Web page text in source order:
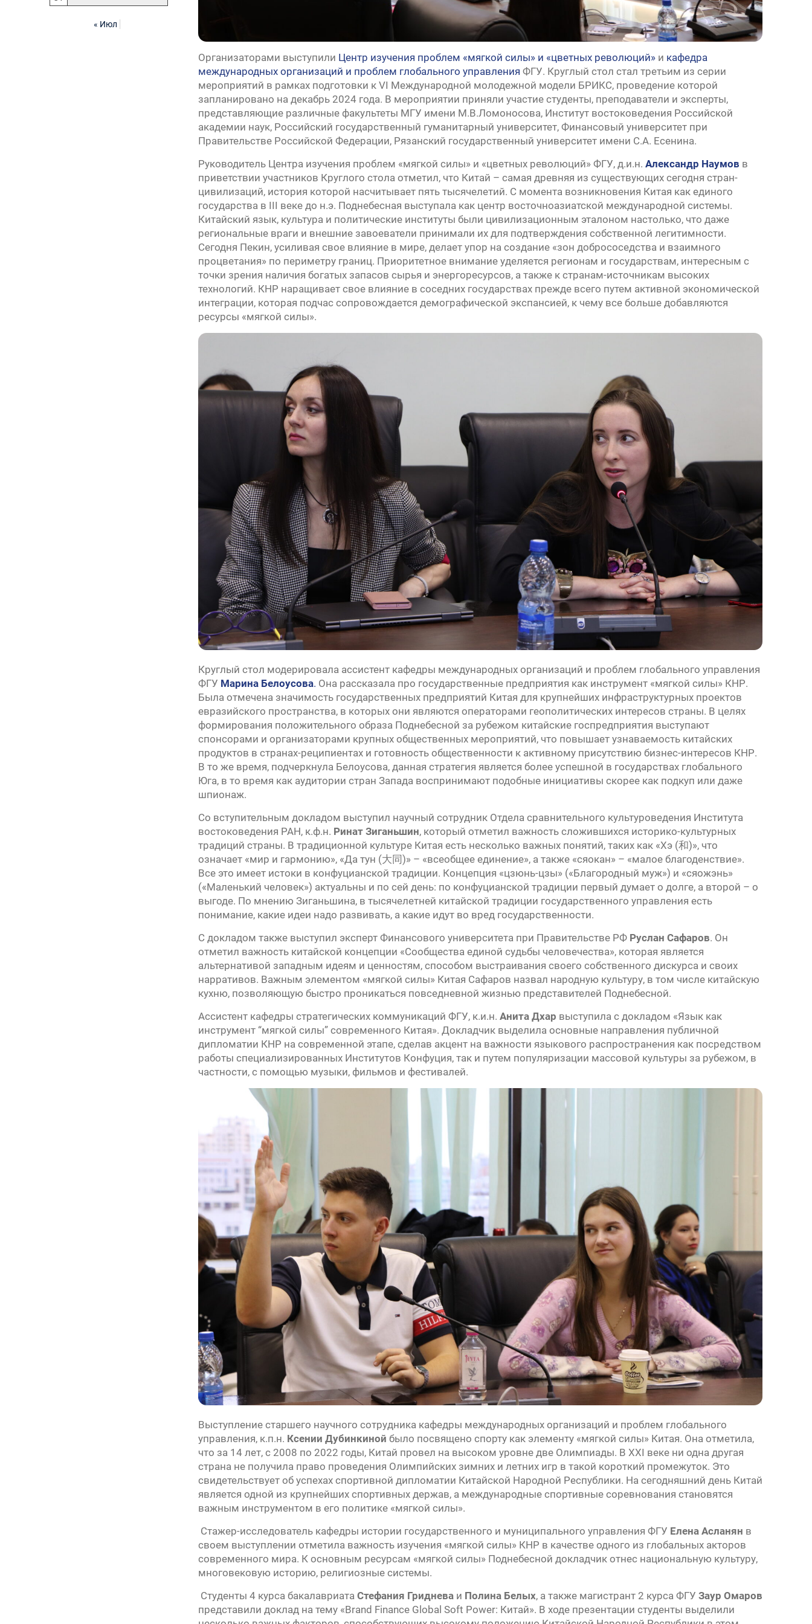
Организаторами выступили Центр изучения проблем «мягкой силы» и «цветных революций» и кафедра
международных организаций и проблем глобального управления ФГУ. Круглый стол стал третьим из серии
мероприятий в рамках подготовки к VI Международной молодежной модели БРИКС, проведение которой
запланировано на декабрь 2024 года. В мероприятии приняли участие студенты, преподаватели и эксперты,
представляющие различные факультеты МГУ имени М.В.Ломоносова, Институт востоковедения Российской
академии наук, Российский государственный гуманитарный университет, Финансовый университет при
Правительстве Российской Федерации, Рязанский государственный университет имени С.А. Есенина.
Руководитель Центра изучения проблем «мягкой силы» и «цветных революций» ФГУ, д.и.н. Александр Наумов в
приветствии участников Круглого стола отметил, что Китай – самая древняя из существующих сегодня стран-
цивилизаций, история которой насчитывает пять тысячелетий. С момента возникновения Китая как единого
государства в III веке до н.э. Поднебесная выступала как центр восточноазиатской международной системы.
Китайский язык, культура и политические институты были цивилизационным эталоном настолько, что даже
региональные враги и внешние завоеватели принимали их для подтверждения собственной легитимности.
Сегодня Пекин, усиливая свое влияние в мире, делает упор на создание «зон добрососедства и взаимного
процветания» по периметру границ. Приоритетное внимание уделяется регионам и государствам, интересным с
точки зрения наличия богатых запасов сырья и энергоресурсов, а также к странам-источникам высоких
технологий. КНР наращивает свое влияние в соседних государствах прежде всего путем активной экономической
интеграции, которая подчас сопровождается демографической экспансией, к чему все больше добавляются
ресурсы «мягкой силы».
Круглый стол модерировала ассистент кафедры международных организаций и проблем глобального управления
ФГУ Марина Белоусова. Она рассказала про государственные предприятия как инструмент «мягкой силы» КНР.
Была отмечена значимость государственных предприятий Китая для крупнейших инфраструктурных проектов
евразийского пространства, в которых они являются операторами геополитических интересов страны. В целях
формирования положительного образа Поднебесной за рубежом китайские госпредприятия выступают
спонсорами и организаторами крупных общественных мероприятий, что повышает узнаваемость китайских
продуктов в странах-реципиентах и готовность общественности к активному присутствию бизнес-интересов КНР.
В то же время, подчеркнула Белоусова, данная стратегия является более успешной в государствах глобального
Юга, в то время как аудитории стран Запада воспринимают подобные инициативы скорее как подкуп или даже
шпионаж.
Со вступительным докладом выступил научный сотрудник Отдела сравнительного культуроведения Института
востоковедения РАН, к.ф.н. Ринат Зиганьшин, который отметил важность сложившихся историко-культурных
традиций страны. В традиционной культуре Китая есть несколько важных понятий, таких как «Хэ (和)», что
означает «мир и гармонию», «Да тун (大同)» – «всеобщее единение», а также «сяокан» – «малое благоденствие».
Все это имеет истоки в конфуцианской традиции. Концепция «цзюнь-цзы» («Благородный муж») и «сяожэнь»
(«Маленький человек») актуальны и по сей день: по конфуцианской традиции первый думает о долге, а второй – о
выгоде. По мнению Зиганьшина, в тысячелетней китайской традиции государственного управления есть
понимание, какие идеи надо развивать, а какие идут во вред государственности.
С докладом также выступил эксперт Финансового университета при Правительстве РФ Руслан Сафаров. Он
отметил важность китайской концепции «Сообщества единой судьбы человечества», которая является
альтернативой западным идеям и ценностям, способом выстраивания своего собственного дискурса и своих
нарративов. Важным элементом «мягкой силы» Китая Сафаров назвал народную культуру, в том числе китайскую
кухню, позволяющую быстро проникаться повседневной жизнью представителей Поднебесной.
Ассистент кафедры стратегических коммуникаций ФГУ, к.и.н. Анита Дхар выступила с докладом «Язык как
инструмент “мягкой силы” современного Китая». Докладчик выделила основные направления публичной
дипломатии КНР на современной этапе, сделав акцент на важности языкового распространения как посредством
работы специализированных Институтов Конфуция, так и путем популяризации массовой культуры за рубежом, в
частности, с помощью музыки, фильмов и фестивалей.
Выступление старшего научного сотрудника кафедры международных организаций и проблем глобального
управления, к.п.н. Ксении Дубинкиной было посвящено спорту как элементу «мягкой силы» Китая. Она отметила,
что за 14 лет, с 2008 по 2022 годы, Китай провел на высоком уровне две Олимпиады. В XXI веке ни одна другая
страна не получила право проведения Олимпийских зимних и летних игр в такой короткий промежуток. Это
свидетельствует об успехах спортивной дипломатии Китайской Народной Республики. На сегодняшний день Китай
является одной из крупнейших спортивных держав, а международные спортивные соревнования становятся
важным инструментом в его политике «мягкой силы».
Стажер-исследователь кафедры истории государственного и муниципального управления ФГУ Елена Асланян в
своем выступлении отметила важность изучения «мягкой силы» КНР в качестве одного из глобальных акторов
современного мира. К основным ресурсам «мягкой силы» Поднебесной докладчик отнес национальную культуру,
многовековую историю, религиозные системы.
Студенты 4 курса бакалавриата Стефания Гриднева и Полина Белых, а также магистрант 2 курса ФГУ Заур Омаров
представили доклад на тему «Brand Finance Global Soft Power: Китай». В ходе презентации студенты выделили
« Июл